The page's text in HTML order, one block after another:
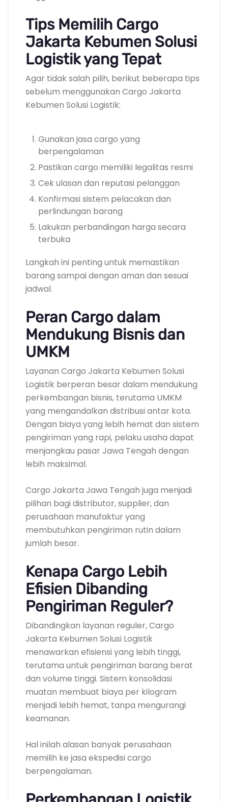
Tips Memilih Cargo
Jakarta Kebumen Solusi
Logistik yang Tepat
Agar tidak salah pilih, berikut beberapa tips
sebelum menggunakan Cargo Jakarta
Kebumen Solusi Logistik:
Gunakan jasa cargo yang
berpengalaman
Pastikan cargo memiliki legalitas resmi
Cek ulasan dan reputasi pelanggan
Konfirmasi sistem pelacakan dan
perlindungan barang
Lakukan perbandingan harga secara
terbuka
Langkah ini penting untuk memastikan
barang sampai dengan aman dan sesuai
jadwal.
Peran Cargo dalam
Mendukung Bisnis dan
UMKM
Layanan Cargo Jakarta Kebumen Solusi
Logistik berperan besar dalam mendukung
perkembangan bisnis, terutama UMKM
yang mengandalkan distribusi antar kota.
Dengan biaya yang lebih hemat dan sistem
pengiriman yang rapi, pelaku usaha dapat
menjangkau pasar Jawa Tengah dengan
lebih maksimal.
Cargo Jakarta Jawa Tengah juga menjadi
pilihan bagi distributor, supplier, dan
perusahaan manufaktur yang
membutuhkan pengiriman rutin dalam
jumlah besar.
Kenapa Cargo Lebih
Efisien Dibanding
Pengiriman Reguler?
Dibandingkan layanan reguler, Cargo
Jakarta Kebumen Solusi Logistik
menawarkan efisiensi yang lebih tinggi,
terutama untuk pengiriman barang berat
dan volume tinggi. Sistem konsolidasi
muatan membuat biaya per kilogram
menjadi lebih hemat, tanpa mengurangi
keamanan.
Hal inilah alasan banyak perusahaan
memilih ke jasa ekspedisi cargo
berpengalaman.